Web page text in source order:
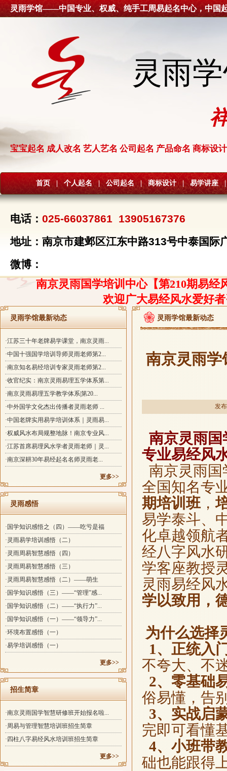
灵雨学馆——中国专业、权威、纯手工周易起名中心，中国
灵雨
宝宝起名 成人改名 艺人艺名 公司起名 产品命名 商标设计
首页 | 个人起名 | 公司起名 | 商标设计 | 易学讲座 |
电话： 025-66037861 13905167376
地址：南京市建邺区江东中路313号中泰国际
微博：
南京灵雨国学培训中心【第210期易经
欢迎广大易经风水爱好
灵雨学馆最新动态
·江苏三十年老牌易学课堂，南京灵雨...
·中国十强国学培训导师灵雨老师第2...
·南京知名易经培训专家灵雨老师第2...
·收官纪实：南京灵雨易理五学体系第...
·南京灵雨易理五学教学体系|第20...
·中外国学文化杰出传播者灵雨老师 ...
·中国老牌实用易学培训体系｜灵雨易...
·权威风水布局规整地脉！南京专业风...
·江苏首席易理风水学者灵雨老师｜灵...
·南京深耕30年易经起名名师灵雨老...
更多>>
灵雨感悟
·国学知识感悟之（四）——吃亏是福
·灵雨易学培训感悟（二）
·灵雨周易智慧感悟（四）
·灵雨周易智慧感悟（三）
·灵雨周易智慧感悟（二）——萌生
·国学知识感悟（三）——“管理”感...
·国学知识感悟（二）——“执行力”...
·国学知识感悟（一）——“领导力”...
·环境布置感悟（一）
·易学培训感悟（一）
更多>>
招生简章
·南京灵雨国学智慧研修班开始报名啦...
·周易与管理智慧培训班招生简章
·四柱八字易经风水培训班招生简章
更多>>
灵雨学馆最新动态
南京灵雨学
发
南京灵雨国
专业易经风
南京灵雨
全国知名专
期培训班，
易学泰斗、
化卓越领航
经八字风水
学客座教授
灵雨易经风
学以致用，
为什么选择
1、正统入
不夸大、不
2、零基础
俗易懂，告
3、实战启
完即可看懂
4、小班带
础也能跟得